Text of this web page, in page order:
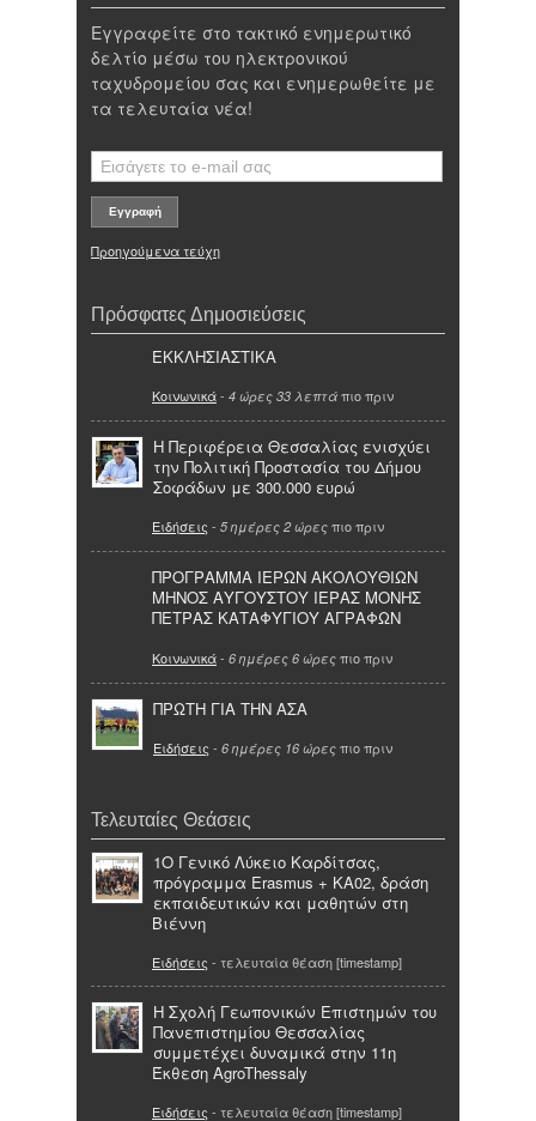
Εγγραφείτε στο τακτικό ενημερωτικό
δελτίο μέσω του ηλεκτρονικού
ταχυδρομείου σας και ενημερωθείτε με
τα τελευταία νέα!
Προηγούμενα τεύχη
Πρόσφατες Δημοσιεύσεις
ΕΚΚΛΗΣΙΑΣΤΙΚΑ
Κοινωνικά- 4 ώρες 33 λεπτά πιο πριν
Η Περιφέρεια Θεσσαλίας ενισχύει
την Πολιτική Προστασία του Δήμου
Σοφάδων με 300.000 ευρώ
Ειδήσεις - 5 ημέρες 2 ώρες πιο πριν
ΠΡΟΓΡΑΜΜΑ ΙΕΡΩΝ ΑΚΟΛΟΥΘΙΩΝ
ΜΗΝΟΣ ΑΥΓΟΥΣΤΟΥ ΙΕΡΑΣ ΜΟΝΗΣ
ΠΕΤΡΑΣ ΚΑΤΑΦΥΓΙΟΥ ΑΓΡΑΦΩΝ
Κοινωνικά- 6 ημέρες 6 ώρες πιο πριν
ΠΡΩΤΗ ΓΙΑ ΤΗΝ ΑΣΑ
Ειδήσεις - 6 ημέρες 16 ώρες πιο πριν
Τελευταίες Θεάσεις
1Ο Γενικό Λύκειο Καρδίτσας,
πρόγραμμα Erasmus + KA02, δράση
εκπαιδευτικών και μαθητών στη
Βιέννη
Ειδήσεις - τελευταία θέαση [timestamp]
Η Σχολή Γεωπονικών Επιστημών του
Πανεπιστημίου Θεσσαλίας
συμμετέχει δυναμικά στην 11η
Έκθεση AgroThessaly
Ειδήσεις - τελευταία θέαση [timestamp]